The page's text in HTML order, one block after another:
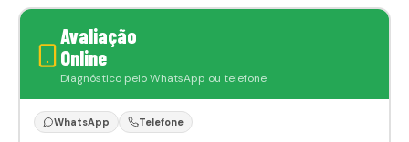
Avaliação
Online
Diagnóstico pelo WhatsApp ou telefone
WhatsApp Telefone